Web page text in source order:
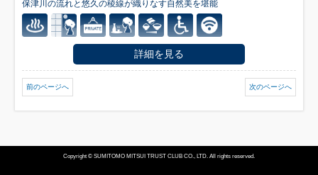
保津川の流れと悠久の稜線が織りなす自然美を堪能
詳細を見る
前のページへ 次のページへ
Copyright © SUMITOMO MITSUI TRUST CLUB CO., LTD. All rights reserved.